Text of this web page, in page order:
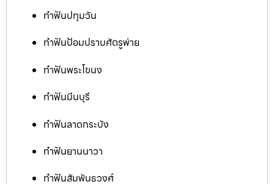
ทำฟันปทุมวัน
ทำฟันป้อมปราบศัตรูพ่าย
ทำฟันพระโขนง
ทำฟันมีนบุรี
ทำฟันลาดกระบัง
ทำฟันยานนาวา
ทำฟันสัมพันธวงศ์